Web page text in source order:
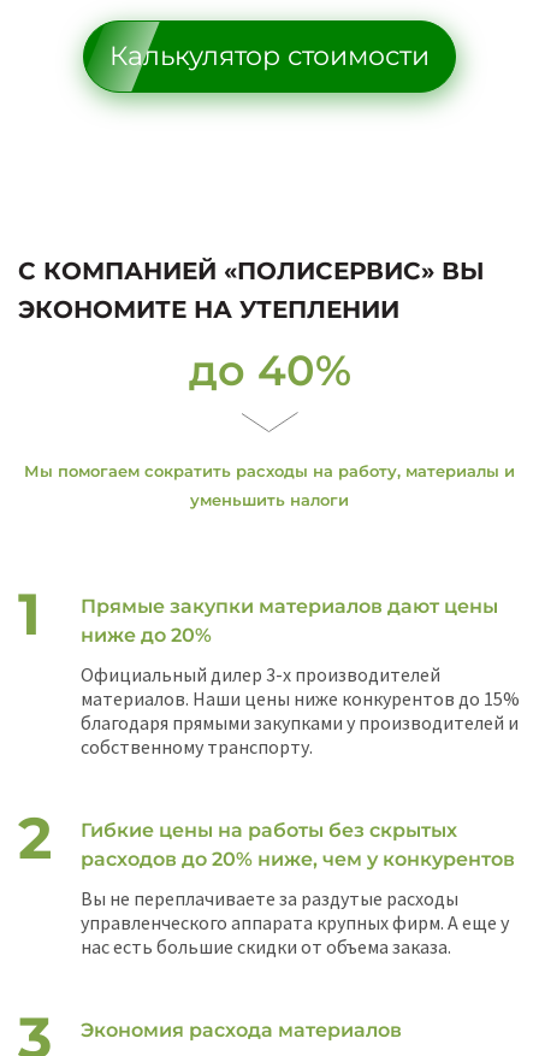
Калькулятор стоимости
С КОМПАНИЕЙ «ПОЛИСЕРВИС» ВЫ
ЭКОНОМИТЕ НА УТЕПЛЕНИИ
до 40%
Мы помогаем сократить расходы на работу, материалы и
уменьшить налоги
Прямые закупки материалов дают цены
ниже до 20%
Официальный дилер 3-х производителей
материалов. Наши цены ниже конкурентов до 15%
благодаря прямыми закупками у производителей и
собственному транспорту.
Гибкие цены на работы без скрытых
расходов до 20% ниже, чем у конкурентов
Вы не переплачиваете за раздутые расходы
управленческого аппарата крупных фирм. А еще у
нас есть большие скидки от объема заказа.
Экономия расхода материалов